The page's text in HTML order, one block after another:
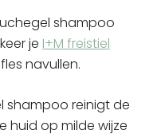
shampoo
je I+M freistiel
fles navullen.
shampoo reinigt de
huid op milde wijze